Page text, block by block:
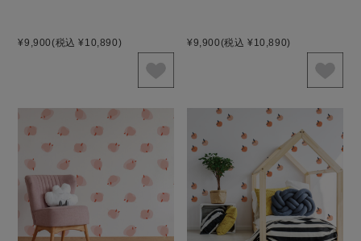
¥9,900(税込 ¥10,890) ¥9,900(税込 ¥10,890)